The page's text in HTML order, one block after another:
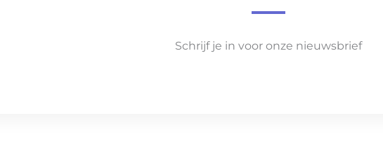
Schrijf je in voor onze nieuwsbrief